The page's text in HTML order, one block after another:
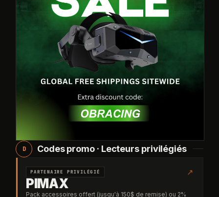
D Codes promo · Lecteurs privilégiés
PARTENAIRE PRIVILÉGIÉ ↗
PIMAX
Pack accessoires offert (jusqu'à 150$ de remise) ou 2%